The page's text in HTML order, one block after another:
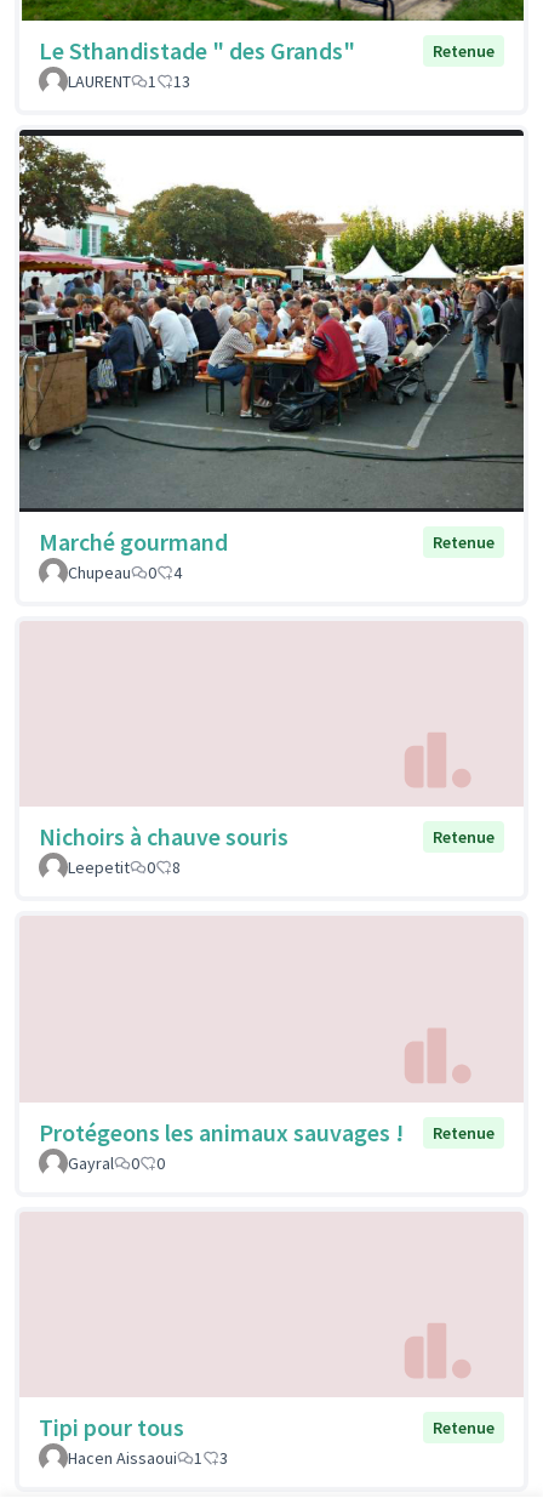
Le Sthandistade " des Grands"
Retenue
LAURENT
1 13
Marché gourmand
Retenue
Chupeau
0 4
Nichoirs à chauve souris
Retenue
Leepetit
0 8
Protégeons les animaux sauvages !
Retenue
Gayral
0 0
Tipi pour tous
Retenue
Hacen Aissaoui
1 3